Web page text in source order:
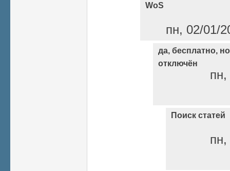
WoS
пн, 02/01/
да, бесплатно,
отключён
Поиск статей